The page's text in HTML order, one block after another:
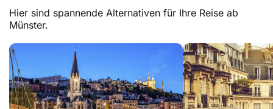
Hier sind spannende Alternativen für Ihre Reise ab
Münster.